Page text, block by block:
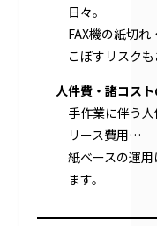
日々。
FAX機の紙切
こぼすリスクも
人件費・諸コスト
手作業に伴う
リース費用…
紙ベースの運
ます。